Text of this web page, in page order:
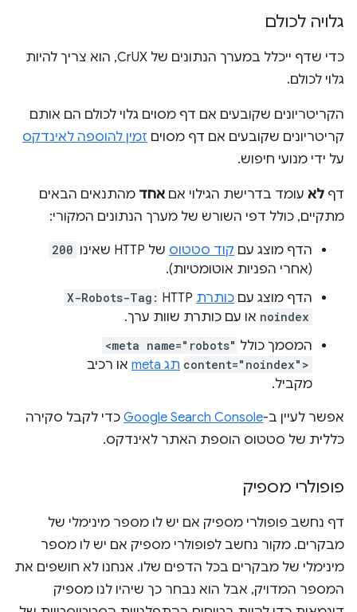
גלויה לכולם
כדי שדף ייכלל במערך הנתונים של CrUX, הוא צריך להיות
גלוי לכולם.
הקריטריונים שקובעים אם דף מסוים גלוי לכולם הם אותם
קריטריונים שקובעים אם דף מסוים זמין להוספה לאינדקס
על ידי מנועי חיפוש.
דף לא עומד בדרישת הגילוי אם אחד מהתנאים הבאים
מתקיים, כולל דפי השורש של מערך הנתונים המקורי:
הדף מוצג עם קוד סטטוס של HTTP שאינו 200
(אחרי הפניות אוטומטיות).
הדף מוצג עם כותרת
X-Robots-Tag:
noindex או עם כותרת שוות ערך.
המסמך כולל <meta name="robots"
content="noindex"> תג meta
או רכיב
מקביל.
אפשר לעיין ב-Google Search Console כדי לקבל סקירה
כללית של סטטוס הוספת האתר לאינדקס.
פופולרי מספיק
דף נחשב פופולרי מספיק אם יש לו מספר מינימלי של
מבקרים. מקור נחשב לפופולרי מספיק אם יש לו מספר
מינימלי של מבקרים בכל הדפים שלו. אנחנו לא חושפים את
המספר המדויק, אבל הוא נבחר כך שיהיו לנו מספיק